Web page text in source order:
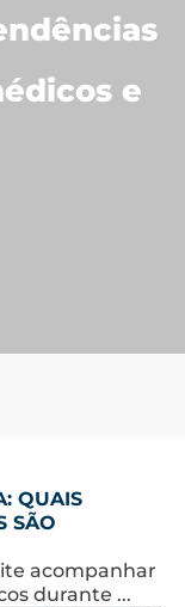
e
QUAIS
SÃO
acompanhar
durante ...